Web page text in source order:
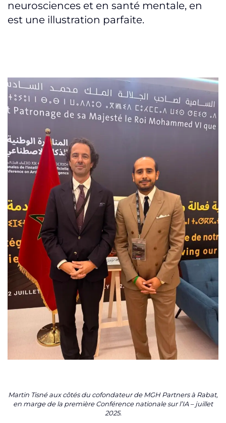
neurosciences et en santé mentale, en
est une illustration parfaite.
Martin Tisné aux côtés du cofondateur de MGH Partners à Rabat,
en marge de la première Conférence nationale sur l’IA – juillet
2025.